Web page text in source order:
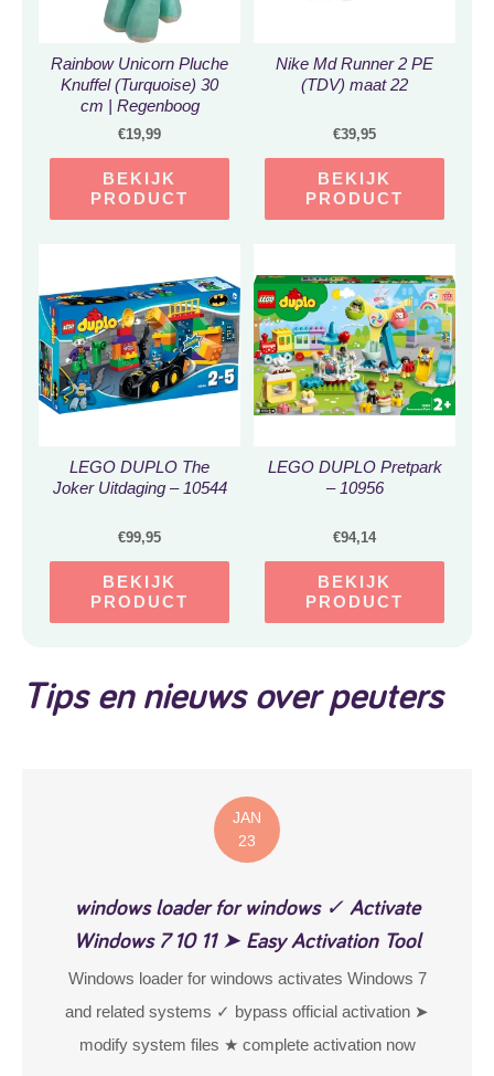
Rainbow Unicorn Pluche
Knuffel (Turquoise) 30
cm | Regenboog
Eenhoorn Peluche Plush
Knuffeldier Knuffelpop
voor kinderen | Extra
€19,99
BEKIJK
PRODUCT
Nike Md Runner 2 PE
(TDV) maat 22
€39,95
BEKIJK
PRODUCT
LEGO DUPLO The
Joker Uitdaging – 10544
€99,95
BEKIJK
PRODUCT
LEGO DUPLO Pretpark
– 10956
€94,14
BEKIJK
PRODUCT
Tips en nieuws over peuters
JAN
23
windows loader for windows ✓ Activate
Windows 7 10 11 ➤ Easy Activation Tool
Windows loader for windows activates Windows 7
and related systems ✓ bypass official activation ➤
modify system files ★ complete activation now